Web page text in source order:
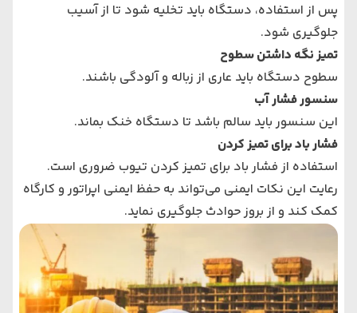
پس از استفاده، دستگاه باید تخلیه شود تا از آسیب
جلوگیری شود.
تمیز نگه داشتن سطوح
سطوح دستگاه باید عاری از زباله و آلودگی باشند.
سنسور فشار آب
این سنسور باید سالم باشد تا دستگاه خنک بماند.
فشار باد برای تمیز کردن
استفاده از فشار باد برای تمیز کردن تیوب ضروری است.
رعایت این نکات ایمنی می‌تواند به حفظ ایمنی اپراتور و کارگاه
کمک کند و از بروز حوادث جلوگیری نماید.